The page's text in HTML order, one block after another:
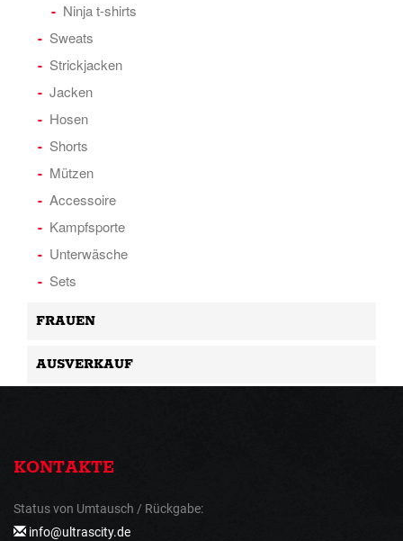
Ninja t-shirts
Sweats
Strickjacken
Jacken
Hosen
Shorts
Mützen
Accessoire
Kampfsporte
Unterwäsche
Sets
FRAUEN
AUSVERKAUF
KONTAKTE
Status von Umtausch / Rückgabe:
info@ultrascity.de